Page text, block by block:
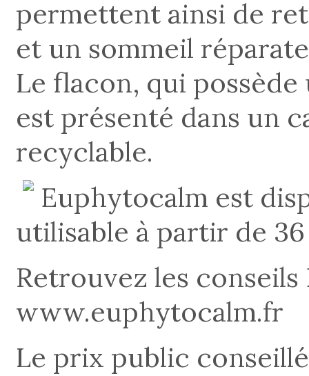
permettent ainsi de
et un sommeil
Le flacon, qui
est présenté dans un
recyclable.
Euphytocalm est
utilisable à partir de
Retrouvez les
www.euphytocalm.fr
Le prix public